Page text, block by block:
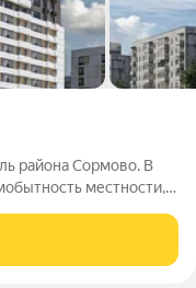
местности,
шаговой